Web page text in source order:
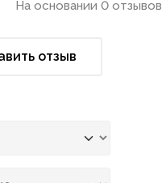
На основании 0 отзывов
отзыв